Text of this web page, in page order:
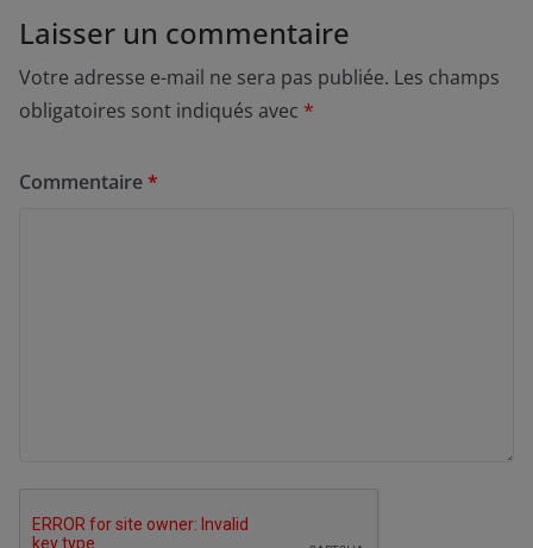
Laisser un commentaire
Votre adresse e-mail ne sera pas publiée. Les champs
obligatoires sont indiqués avec *
Commentaire*